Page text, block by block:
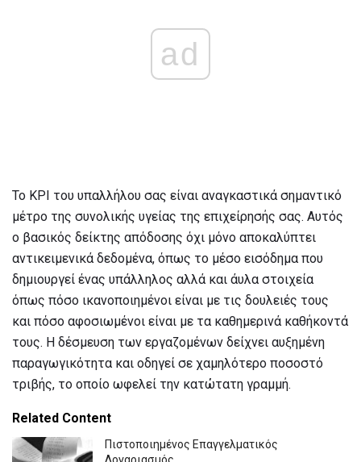
ad
Το KPI του υπαλλήλου σας είναι αναγκαστικά σημαντικό
μέτρο της συνολικής υγείας της επιχείρησής σας. Αυτός
ο βασικός δείκτης απόδοσης όχι μόνο αποκαλύπτει
αντικειμενικά δεδομένα, όπως το μέσο εισόδημα που
δημιουργεί ένας υπάλληλος αλλά και άυλα στοιχεία
όπως πόσο ικανοποιημένοι είναι με τις δουλειές τους
και πόσο αφοσιωμένοι είναι με τα καθημερινά καθήκοντά
τους. Η δέσμευση των εργαζομένων δείχνει αυξημένη
παραγωγικότητα και οδηγεί σε χαμηλότερο ποσοστό
τριβής, το οποίο ωφελεί την κατώτατη γραμμή.
Related Content
Πιστοποιημένος Επαγγελματικός